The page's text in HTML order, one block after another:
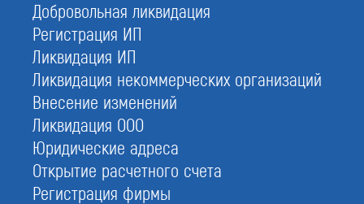
Добровольная ликвидация
Регистрация ИП
Ликвидация ИП
Ликвидация некоммерческих организаций
Внесение изменений
Ликвидация ООО
Юридические адреса
Открытие расчетного счета
Регистрация фирмы
СРО строителей
СРО проектировщиков